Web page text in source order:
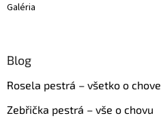
Galéria
Blog
Rosela pestrá – všetko o chove
Zebřička pestrá – vše o chovu